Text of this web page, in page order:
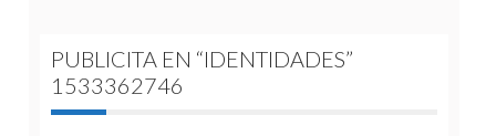
PUBLICITA EN “IDENTIDADES”
1533362746